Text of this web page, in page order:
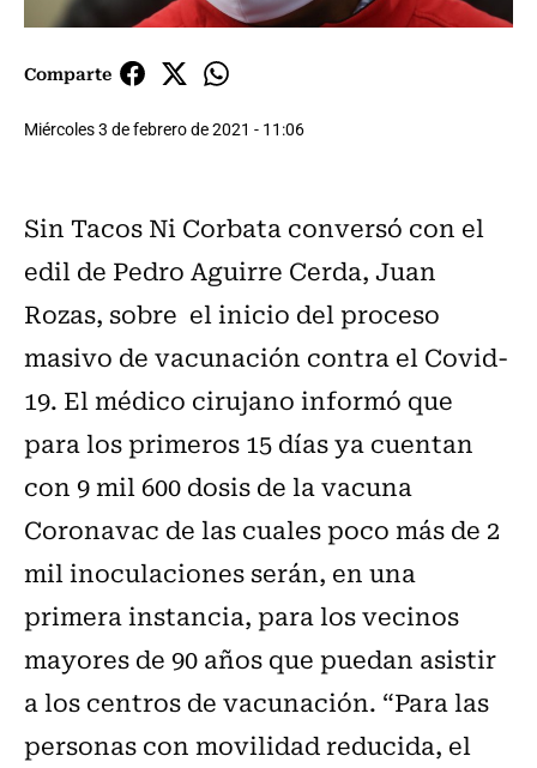
Comparte
Miércoles 3 de febrero de 2021 - 11:06
Sin Tacos Ni Corbata conversó con el
edil de Pedro Aguirre Cerda, Juan
Rozas, sobre el inicio del proceso
masivo de vacunación contra el Covid-
19. El médico cirujano informó que
para los primeros 15 días ya cuentan
con 9 mil 600 dosis de la vacuna
Coronavac de las cuales poco más de 2
mil inoculaciones serán, en una
primera instancia, para los vecinos
mayores de 90 años que puedan asistir
a los centros de vacunación. “Para las
personas con movilidad reducida, el